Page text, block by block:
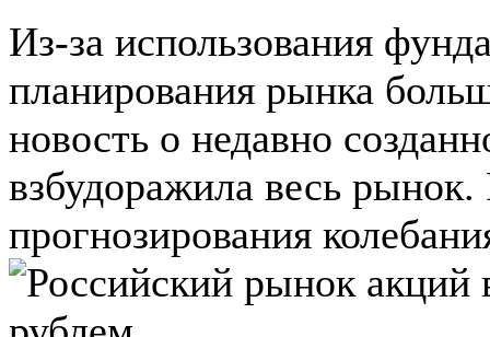
Из-за использования
планирования рынка
новость о недавно
взбудоражила весь
прогнозирования